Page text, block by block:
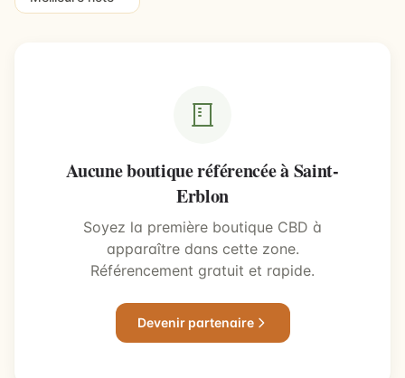
Aucune boutique référencée à Saint-
Erblon
Soyez la première boutique CBD à
apparaître dans cette zone.
Référencement gratuit et rapide.
Devenir partenaire